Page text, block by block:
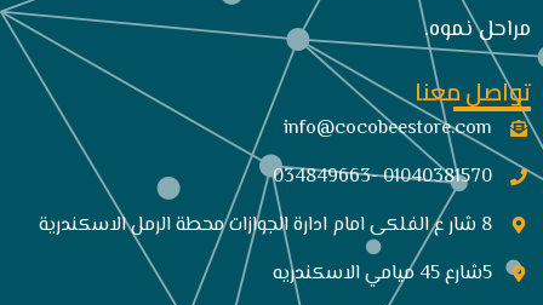
مراحل نموه.
تواصل معنا
info@cocobeestore.com​
01040381570 -034849663
8 شار ع الفلكى امام ادارة الجوازات محطة الرمل الاسكندرية
5شارع 45 ميامي الاسكندريه